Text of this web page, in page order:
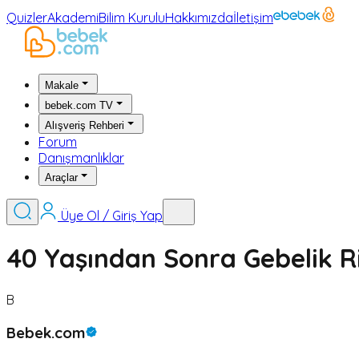
QuizlerAkademiBilim KuruluHakkımızdaİletişim
Makale
bebek.com TV
Alışveriş Rehberi
Forum
Danışmanlıklar
Araçlar
Üye Ol / Giriş Yap
40 Yaşından Sonra Gebelik
B
Bebek.com